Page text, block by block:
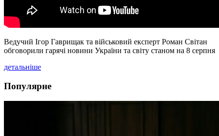
Ведучий Ігор Гаврищак та військовий експерт Роман Світан
обговорили гарячі новини України та світу станом на 8 серпня
детальніше
Популярне